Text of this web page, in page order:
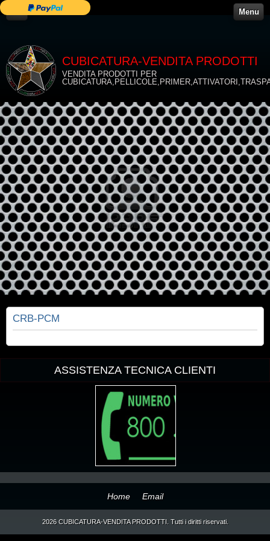
Menu
CUBICATURA-VENDITA PRODOTTI
VENDITA PRODOTTI PER
CRB-PCM
ASSISTENZA TECNICA CLIENTI
Home Email
2026 CUBICATURA-VENDITA PRODOTTI. Tutti i diritti riservati.